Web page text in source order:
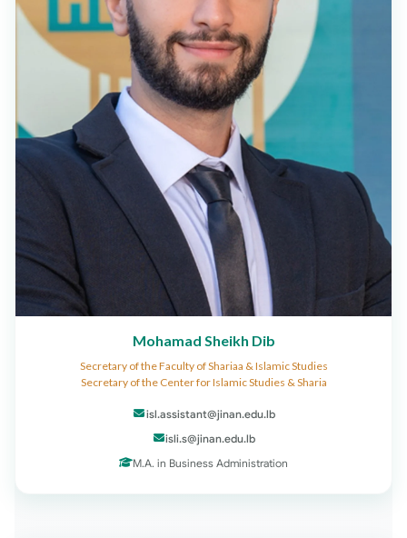
Mohamad Sheikh Dib
Secretary of the Faculty of Shariaa & Islamic Studies
Secretary of the Center for Islamic Studies & Sharia
isl.assistant@jinan.edu.lb
isli.s@jinan.edu.lb
M.A. in Business Administration